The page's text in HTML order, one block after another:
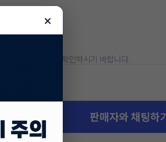
판매자와 반드시 확인하시기 바랍니다.
동
판매자와 채팅하기
×